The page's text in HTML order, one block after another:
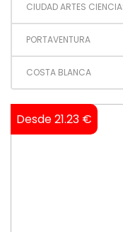
CIUDAD ARTES
PORTAVENTURA
COSTA BLANCA
Desde 21.23 €